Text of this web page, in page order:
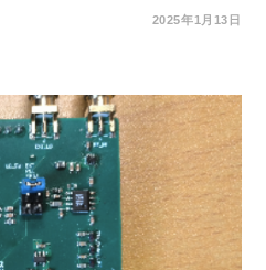
2025年1月13日